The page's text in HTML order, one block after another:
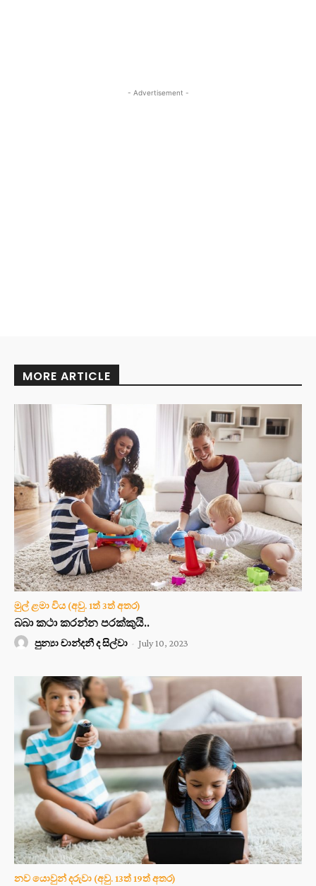
- Advertisement -
MORE ARTICLE
මුල් ළමා විය (අවු. 1ත් 3ත් අතර)
බබා කථා කරන්න පරක්කුයි..
පුන්‍යා චාන්දනී ද සිල්වා - July 10, 2023
නව යොවුන් දරුවා (අවු. 13ත් 19ත් අතර)